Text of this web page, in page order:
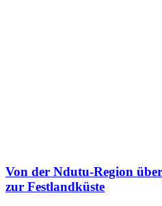
Von der Ndutu-Region
zur Festlandküste